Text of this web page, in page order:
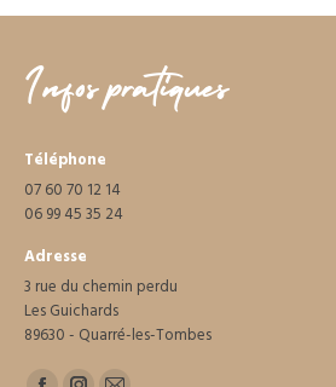
Infos pratiques
Téléphone
07 60 70 12 14
06 99 45 35 24
Adresse
3 rue du chemin perdu
Les Guichards
89630 - Quarré-les-Tombes
Trouvez nous sur :